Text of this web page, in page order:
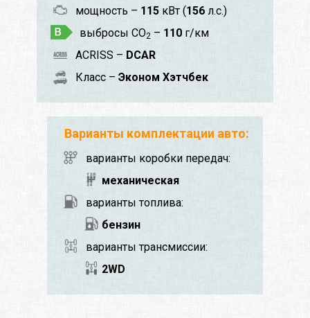
мощность – 115 кВт (156 л.с.)
выбросы CO2 – 110 г/км
ACRISS – DCAR
Класс – Эконом Хэтчбек
Варианты комплектации авто:
варианты коробки передач:
механическая
варианты топлива:
бензин
варианты трансмиссии:
2WD